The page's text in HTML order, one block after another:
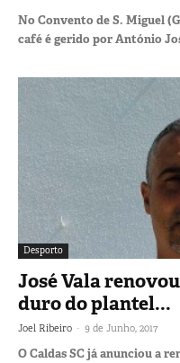
No Convento de S. Miguel
café é gerido por António
Desporto
José Vala
duro do plantel...
Joel Ribeiro - 9 de Junho, 2017
O Caldas SC já anunciou a